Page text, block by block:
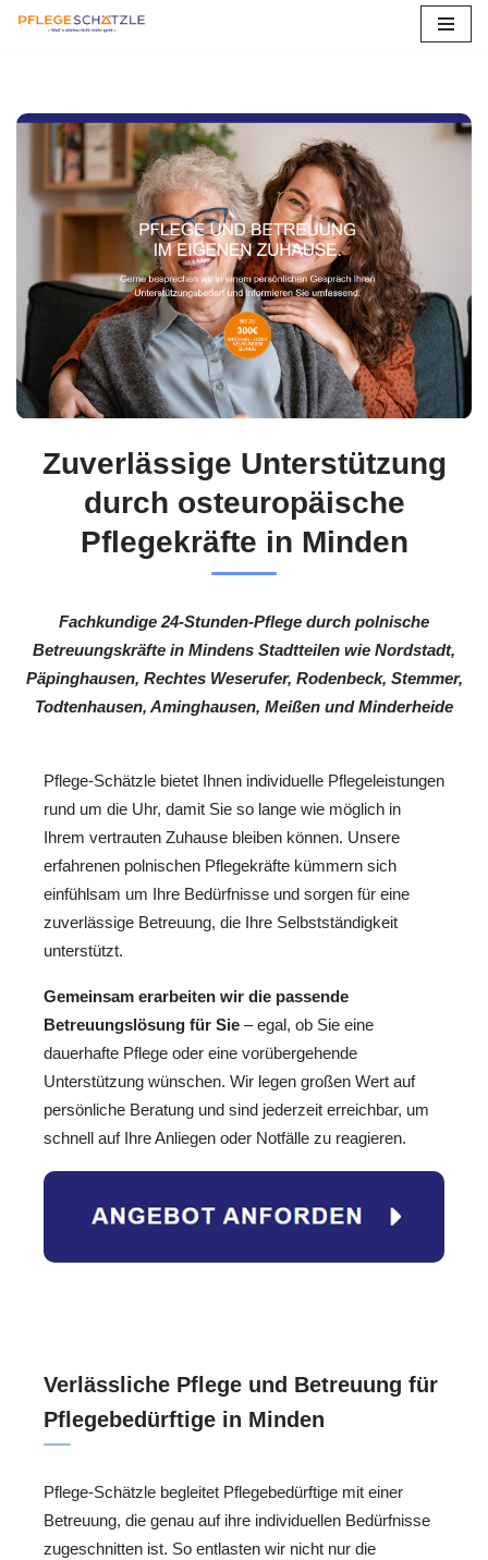
springen
Zuverlässige Unterstützung
durch osteuropäische
Pflegekräfte in Minden
Fachkundige 24-Stunden-Pflege durch polnische
Betreuungskräfte in Mindens Stadtteilen wie Nordstadt,
Päpinghausen, Rechtes Weserufer, Rodenbeck, Stemmer,
Todtenhausen, Aminghausen, Meißen und Minderheide
Pflege-Schätzle bietet Ihnen individuelle Pflegeleistungen
rund um die Uhr, damit Sie so lange wie möglich in
Ihrem vertrauten Zuhause bleiben können. Unsere
erfahrenen polnischen Pflegekräfte kümmern sich
einfühlsam um Ihre Bedürfnisse und sorgen für eine
zuverlässige Betreuung, die Ihre Selbstständigkeit
unterstützt.
Gemeinsam erarbeiten wir die passende
Betreuungslösung für Sie – egal, ob Sie eine
dauerhafte Pflege oder eine vorübergehende
Unterstützung wünschen. Wir legen großen Wert auf
persönliche Beratung und sind jederzeit erreichbar, um
schnell auf Ihre Anliegen oder Notfälle zu reagieren.
Verlässliche Pflege und Betreuung für
Pflegebedürftige in Minden
Pflege-Schätzle begleitet Pflegebedürftige mit einer
Betreuung, die genau auf ihre individuellen Bedürfnisse
zugeschnitten ist. So entlasten wir nicht nur die